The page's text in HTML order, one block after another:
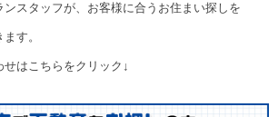
ンスタッフが、お客様に合うお住まい探しを
す。
はこちらをクリック↓